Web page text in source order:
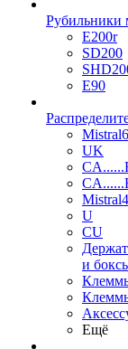
Рубильники
E200r
SD200
E90
UK
U
CU
и
Ещё